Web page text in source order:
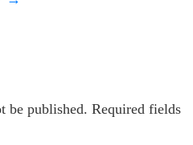
be published. Required fields